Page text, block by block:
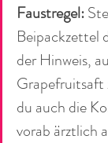
Faustregel:
Beipackzettel
der Hinweis,
Grapefruitsaft
du auch die
vorab ärztlich